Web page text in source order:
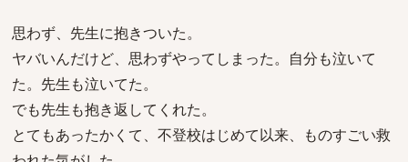
思わず、先生に抱きついた。
ヤバいんだけど、思わずやってしまった。自分も泣いて
た。先生も泣いてた。
でも先生も抱き返してくれた。
とてもあったかくて、不登校はじめて以来、ものすごい救